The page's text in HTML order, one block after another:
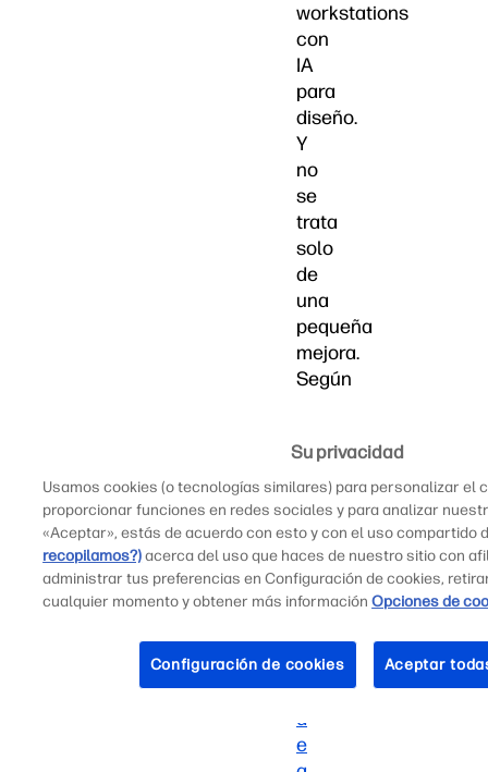
workstations
con
IA
para
diseño.
Y
no
se
trata
solo
de
una
pequeña
mejora.
Según
aplicaciones
como
Blender
Cycles,
una
GPU
profesional
RTX™p
u
e
d
e
Su privacidad
Usamos cookies (o tecnologías similares) para personalizar el
proporcionar funciones en redes sociales y para analizar
«Aceptar», estás de acuerdo con esto y con el uso compartido
recopilamos?)acerca del uso que haces de nuestro sitio con
administrar tus preferencias en Configuración de cookies,
cualquier momento y obtener más informaciónOpciones de
Configuración de cookies Aceptar